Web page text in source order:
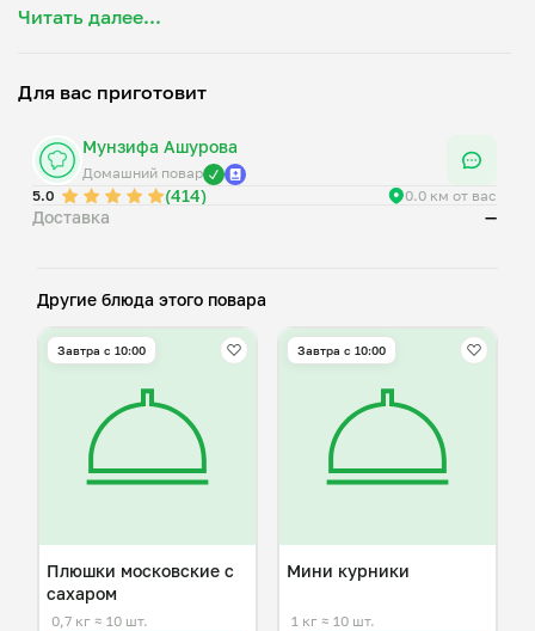
Читать далее...
Для вас приготовит
Мунзифа Ашурова
Домашний повар
5.0
(414) 0.0 км от вас
Доставка —
Другие блюда этого повара
Завтра c 10:00
Плюшки московские с
сахаром
0,7 кг ≈ 10 шт.
Завтра c 10:00
Мини курники
1 кг ≈ 10 шт.